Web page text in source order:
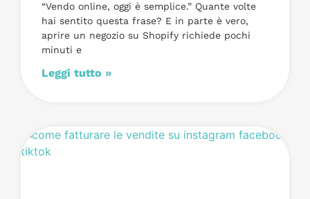
“Vendo online, oggi è semplice.” Quante volte
hai sentito questa frase? E in parte è vero,
aprire un negozio su Shopify richiede pochi
minuti e
Leggi tutto »